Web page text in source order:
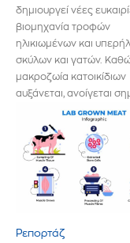
δημιουργεί νέες
βιομηχανία τροφών
ηλικιωμένων και
σκύλων και γατών. Καθώς η
μακροζωία κατοικίδιων
αυξάνεται, ανοίγεται
Ρεπορτάζ